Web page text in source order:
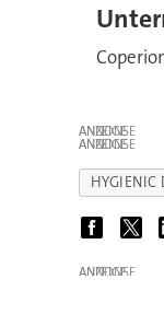
ANZEIGE
ANZEIGE
HYGIENIC
ANZEIGE